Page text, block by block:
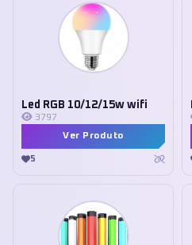
Led RGB 10/12/15w wifi
3797
Ver Produto
5